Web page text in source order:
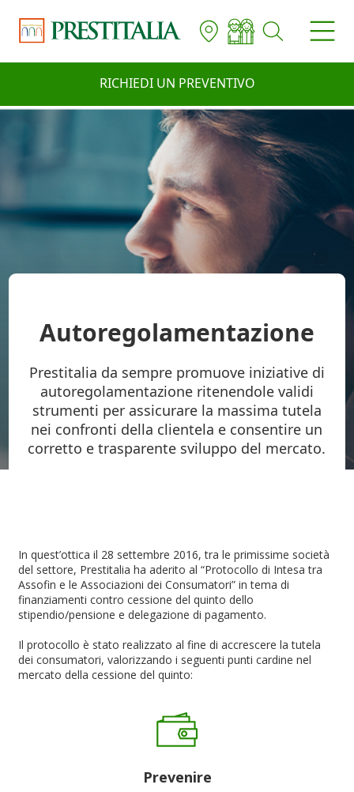
RICHIEDI UN PREVENTIVO
Autoregolamentazione
Prestitalia da sempre promuove iniziative di
autoregolamentazione ritenendole validi
strumenti per assicurare la massima tutela
nei confronti della clientela e consentire un
corretto e trasparente sviluppo del mercato.
In quest’ottica il 28 settembre 2016, tra le primissime società
del settore, Prestitalia ha aderito al “Protocollo di Intesa tra
Assofin e le Associazioni dei Consumatori” in tema di
finanziamenti contro cessione del quinto dello
stipendio/pensione e delegazione di pagamento.
Il protocollo è stato realizzato al fine di accrescere la tutela
dei consumatori, valorizzando i seguenti punti cardine nel
mercato della cessione del quinto:
Prevenire